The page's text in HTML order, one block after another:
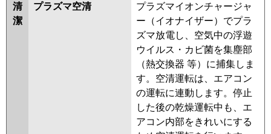
三菱重工 FDEZ805H5SA FDEZ805H5S
PA-P80T7GNBX PA-P80T7GB
PA-P80T7GNB PA-P80T7G PA-
P80T7GN PA-P80V6GNB PA-
P80T6GNB
PA-P80T6GB
PA-
P80V6GN PA-P80T6GA PA-
P80T6GN1
清
潔
プラズマ空清
プラズマイオンチャージャ
ー（イオナイザー）でプラ
ズマ放電し、空気中の浮遊
ウイルス・カビ菌を集塵部
（熱交換器 等）に捕集しま
す。空清運転は、エアコン
の運転に連動します。停止
した後の乾燥運転中も、エ
アコン内部をきれいにする